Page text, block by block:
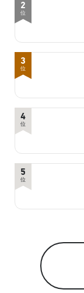
2
位
3
位
4
位
5
位